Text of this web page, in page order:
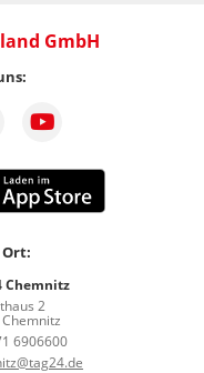
GmbH
Chemnitz
2
6906600